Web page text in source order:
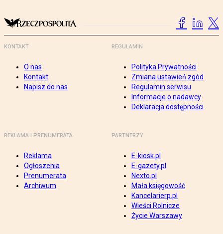
KONTAKT
O nas
Kontakt
Napisz do nas
REGULAMIN
Polityka Prywatności
Zmiana ustawień zgód
Regulamin serwisu
Informacje o nadawcy
Deklaracja dostępności
REKLAMA I PRENUMERATA
Reklama
Ogłoszenia
Prenumerata
Archiwum
PARTNERZY
E-kiosk.pl
E-gazety.pl
Nexto.pl
Mała księgowość
Kancelarierp.pl
Wieści Rolnicze
Życie Warszawy